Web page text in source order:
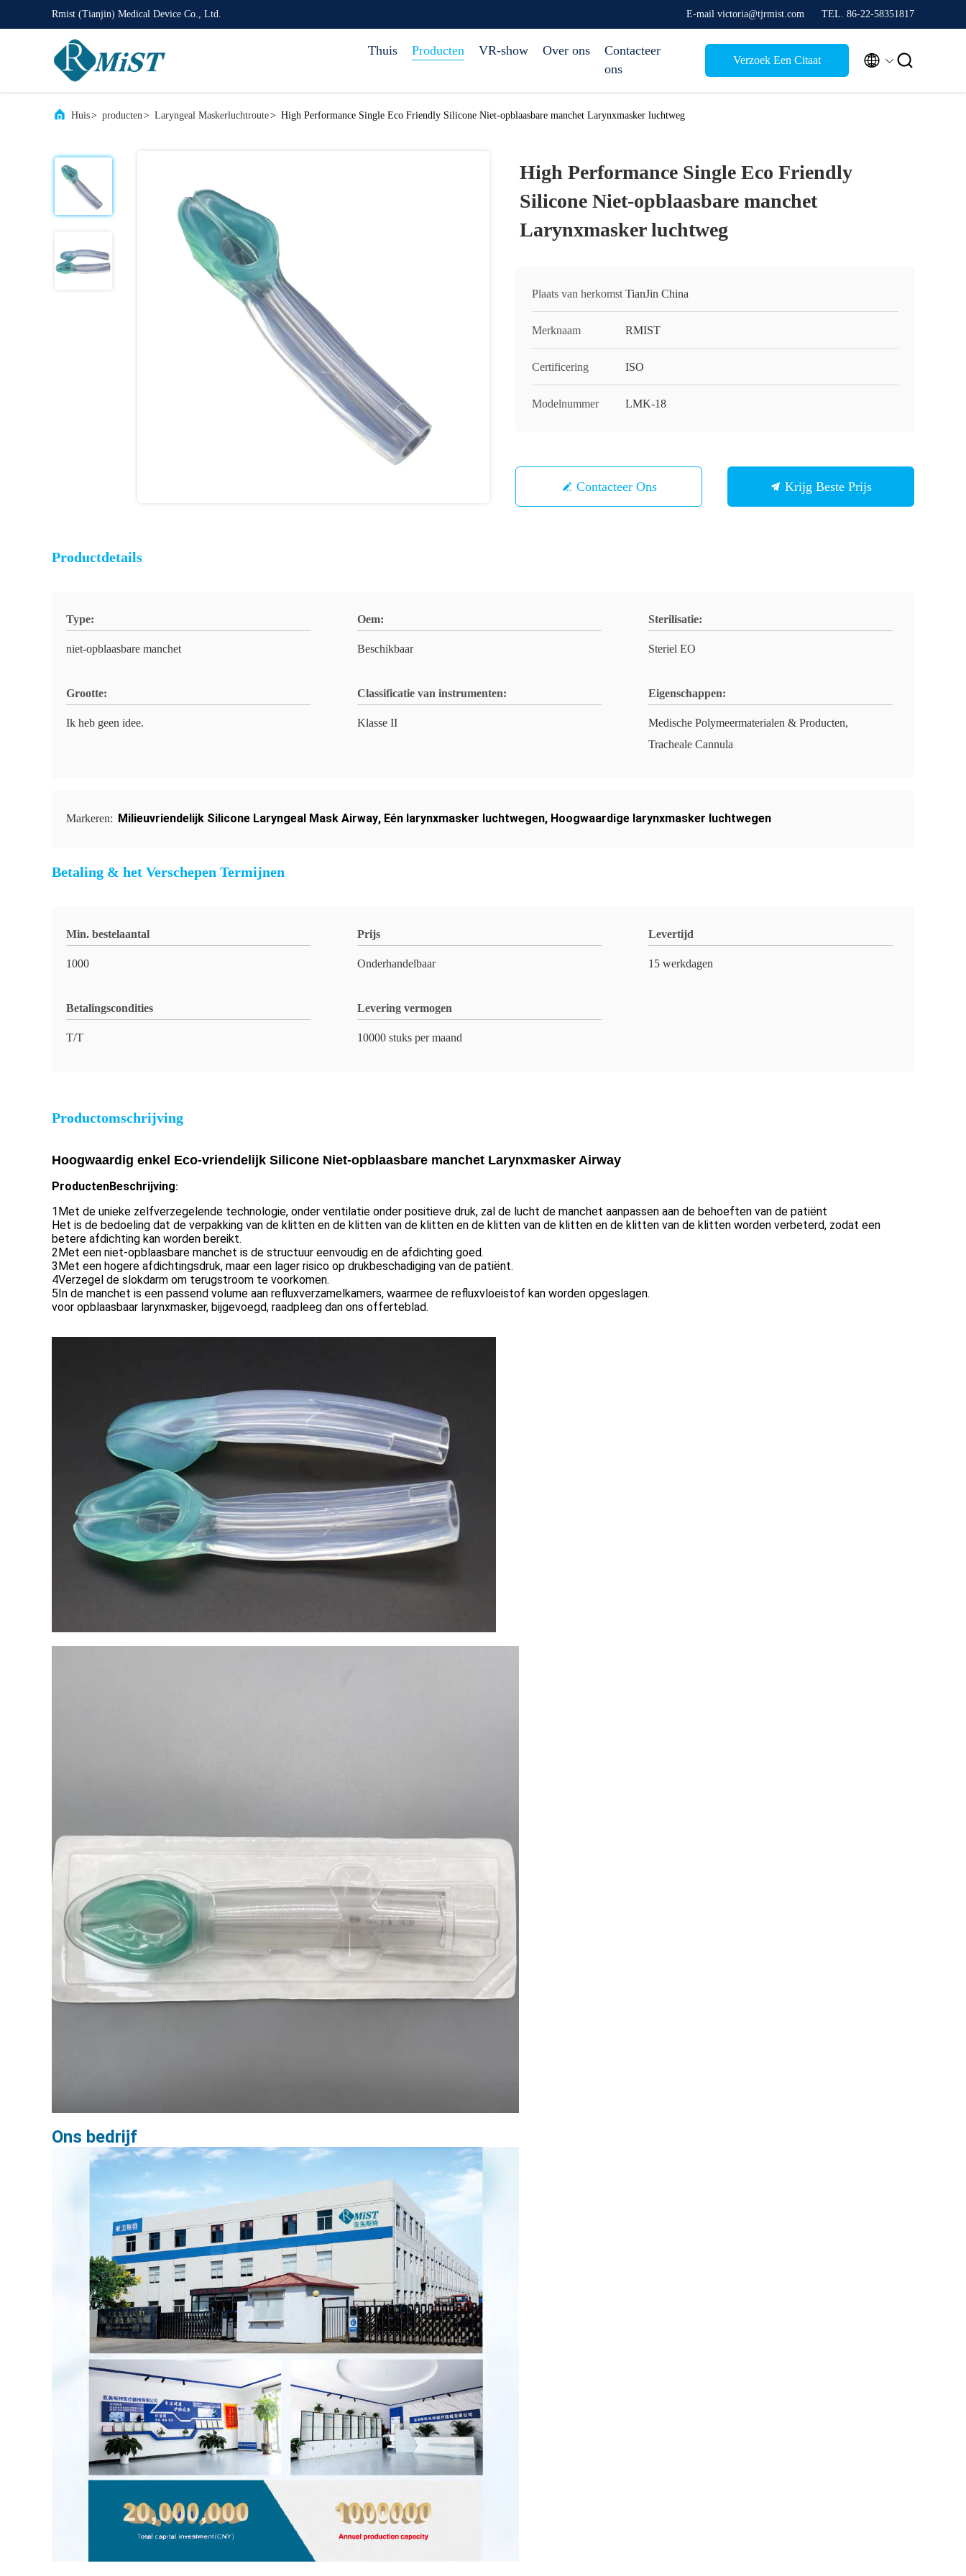
Rmist (Tianjin) Medical Device Co., Ltd. E-mail victoria@tjrmist.com TEL. 86-22-58351817
Thuis Producten VR-show Over ons
Contacteer
ons
Verzoek Een Citaat  
Huis> producten> Laryngeal Maskerluchtroute> High Performance Single Eco Friendly Silicone Niet-opblaasbare manchet Larynxmasker luchtweg
High Performance Single Eco Friendly
Silicone Niet-opblaasbare manchet
Larynxmasker luchtweg
Plaats van herkomst TianJin China
Merknaam RMIST
Certificering ISO
Modelnummer LMK-18
Contacteer Ons Krijg Beste Prijs
Productdetails
Type:
niet-opblaasbare manchet
Oem:
Beschikbaar
Sterilisatie:
Steriel EO
Grootte:
Ik heb geen idee.
Classificatie van instrumenten:
Klasse II
Eigenschappen:
Medische Polymeermaterialen & Producten,
Tracheale Cannula
Markeren: Milieuvriendelijk Silicone Laryngeal Mask Airway, Eén larynxmasker luchtwegen, Hoogwaardige larynxmasker luchtwegen
Betaling & het Verschepen Termijnen
Min. bestelaantal
1000
Prijs
Onderhandelbaar
Levertijd
15 werkdagen
Betalingscondities
T/T
Levering vermogen
10000 stuks per maand
Productomschrijving
Hoogwaardig enkel Eco-vriendelijk Silicone Niet-opblaasbare manchet Larynxmasker Airway
ProductenBeschrijving:
1Met de unieke zelfverzegelende technologie, onder ventilatie onder positieve druk, zal de lucht de manchet aanpassen aan de behoeften van de patiënt
Het is de bedoeling dat de verpakking van de klitten en de klitten van de klitten en de klitten van de klitten en de klitten van de klitten worden verbeterd, zodat een
betere afdichting kan worden bereikt.
2Met een niet-opblaasbare manchet is de structuur eenvoudig en de afdichting goed.
3Met een hogere afdichtingsdruk, maar een lager risico op drukbeschadiging van de patiënt.
4Verzegel de slokdarm om terugstroom te voorkomen.
5In de manchet is een passend volume aan refluxverzamelkamers, waarmee de refluxvloeistof kan worden opgeslagen.
voor opblaasbaar larynxmasker, bijgevoegd, raadpleeg dan ons offerteblad.
Ons bedrijf